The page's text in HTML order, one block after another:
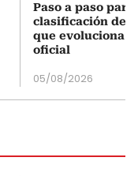
Paso a paso
clasificación del
que evoluciona
oficial
05/08/2026